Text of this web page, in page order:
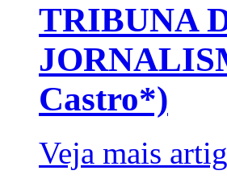
TRIBUNA
Castro*)
Veja mais